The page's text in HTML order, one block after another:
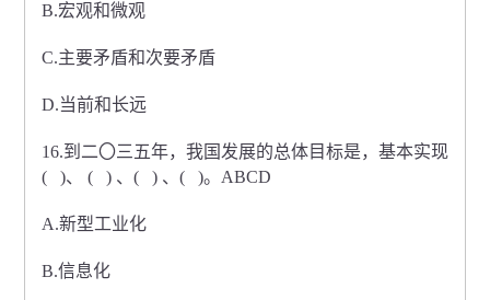
B.宏观和微观
C.主要矛盾和次要矛盾
D.当前和长远
16.到二〇三五年，我国发展的总体目标是，基本实现
( )、 ( ) 、( ) 、( )。ABCD
A.新型工业化
B.信息化